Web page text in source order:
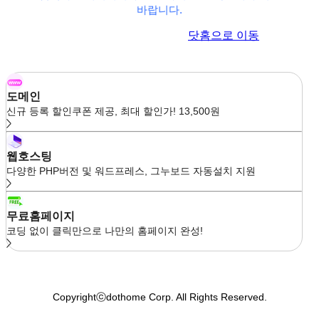
바랍니다.
닷홈으로 이동
도메인
신규 등록 할인쿠폰 제공, 최대 할인가! 13,500원
웹호스팅
다양한 PHP버전 및 워드프레스, 그누보드 자동설치 지원
무료홈페이지
코딩 없이 클릭만으로 나만의 홈페이지 완성!
Copyrightⓒdothome Corp. All Rights Reserved.